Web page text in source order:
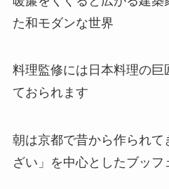
た和モダンな世界
料理監修には日本料理の巨
ておられます
朝は京都で昔から作られて
ざい」を中心としたブッフ